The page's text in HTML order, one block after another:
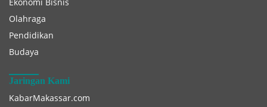
Ekonomi Bisnis
Olahraga
Pendidikan
Budaya
Jaringan Kami
KabarMakassar.com